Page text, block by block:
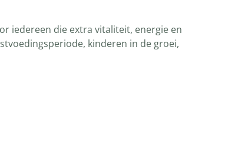
iedereen die extra vitaliteit, energie en
kinderen in de groei,